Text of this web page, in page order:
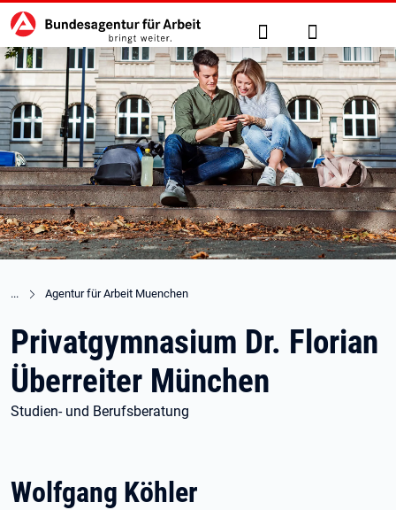
zu den Hauptinhalten springen
Hauptnavigation Suche Anmelden
Agentur für Arbeit Muenchen
Privatgymnasium Dr. Florian
Überreiter München
Studien- und Berufsberatung
Wolfgang Köhler